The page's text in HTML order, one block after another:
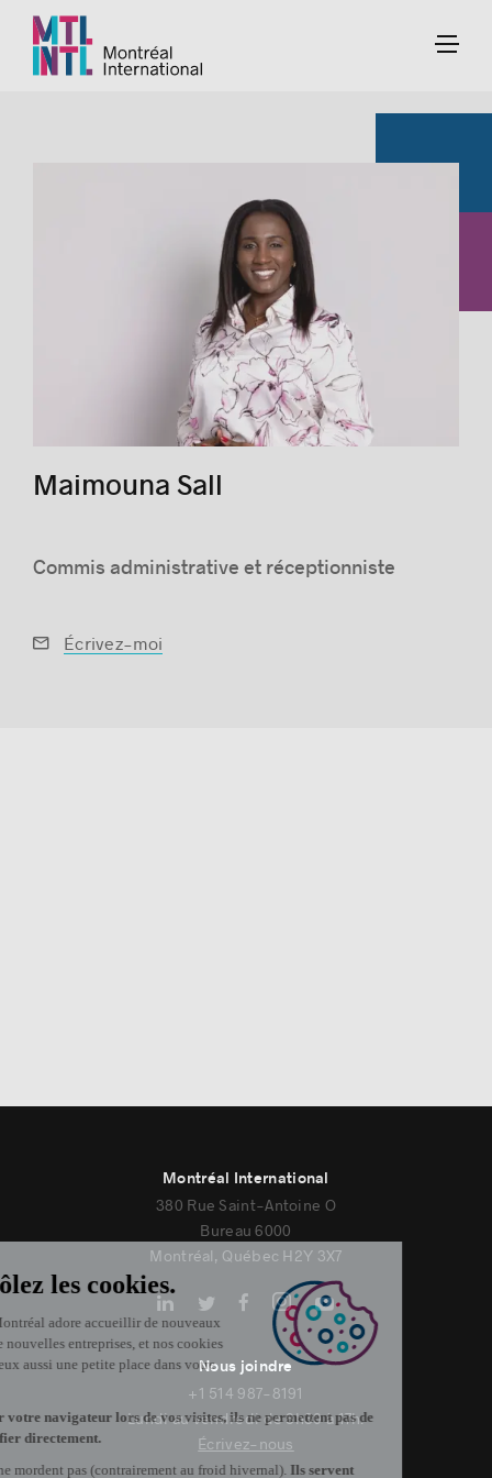
Maimouna Sall
Commis administrative et réceptionniste
Écrivez-moi
Montréal International
380 Rue Saint-Antoine O
Bureau 6000
Montréal, Québec H2Y 3X7
Nous joindre
+1 514 987-8191
Lundi au vendredi de 8h30 à 17h.
Écrivez-nous